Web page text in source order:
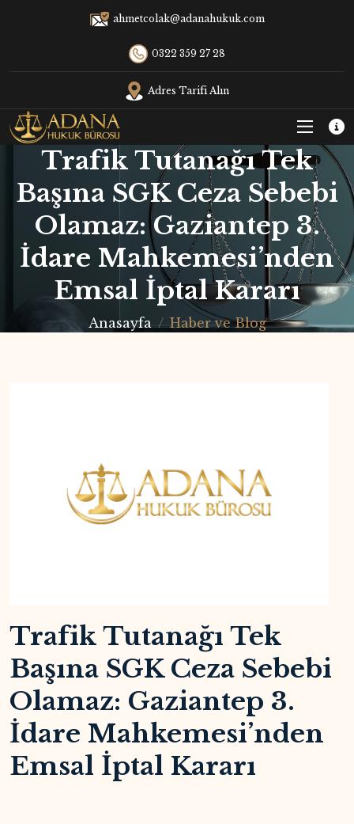
ahmetcolak@adanahukuk.com
0322 359 27 28
Adres Tarifi Alın
Trafik Tutanağı Tek
Başına SGK Ceza Sebebi
Olamaz: Gaziantep 3.
İdare Mahkemesi’nden
Emsal İptal Kararı
Anasayfa Haber ve Blog
Trafik Tutanağı Tek
Başına SGK Ceza Sebebi
Olamaz: Gaziantep 3.
İdare Mahkemesi’nden
Emsal İptal Kararı